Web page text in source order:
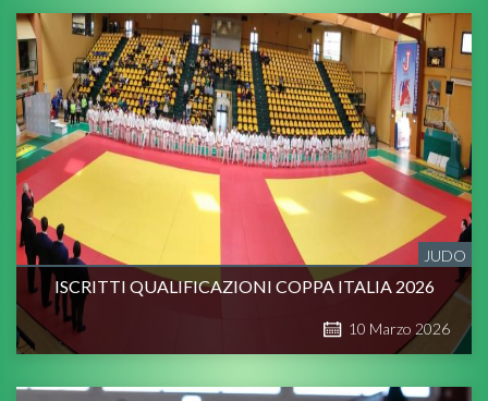
JUDO
ISCRITTI QUALIFICAZIONI COPPA ITALIA 2026
10 Marzo 2026